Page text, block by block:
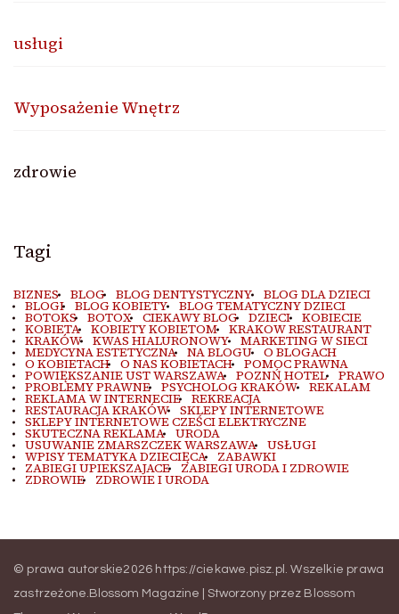
usługi
Wyposażenie Wnętrz
zdrowie
Tagi
BIZNES BLOG BLOG DENTYSTYCZNY BLOG DLA DZIECI
BLOGI BLOG KOBIETY BLOG TEMATYCZNY DZIECI
BOTOKS BOTOX CIEKAWY BLOG DZIECI KOBIECIE
KOBIETA KOBIETY KOBIETOM KRAKOW RESTAURANT
KRAKÓW KWAS HIALURONOWY MARKETING W SIECI
MEDYCYNA ESTETYCZNA NA BLOGU O BLOGACH
O KOBIETACH O NAS KOBIETACH POMOC PRAWNA
POWIĘKSZANIE UST WARSZAWA POZNŃ HOTEL PRAWO
PROBLEMY PRAWNE PSYCHOLOG KRAKÓW REKALAM
REKLAMA W INTERNECIE REKREACJA
RESTAURACJA KRAKÓW SKLEPY INTERNETOWE
SKLEPY INTERNETOWE CZEŚCI ELEKTRYCZNE
SKUTECZNA REKLAMA URODA
USUWANIE ZMARSZCZEK WARSZAWA USŁUGI
WPISY TEMATYKA DZIECIĘCA ZABAWKI
ZABIEGI UPIEKSZAJACE ZABIEGI URODA I ZDROWIE
ZDROWIE ZDROWIE I URODA
© prawa autorskie2026 https://ciekawe.pisz.pl . Wszelkie prawa
zastrzeżone. Blossom Magazine | Stworzony przez Blossom